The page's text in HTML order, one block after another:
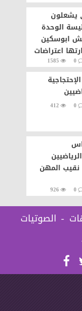
يشعلون
الوحدة
ابوسكين
اعتراضات
إزالة..0
1585
0
412
المهن
0
926
الصوتيات